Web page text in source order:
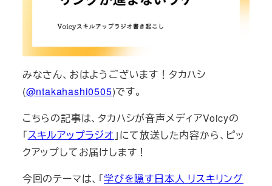
みなさん、おはようございます！タカハシ
(@ntakahashi0505)です。
こちらの記事は、タカハシが音声メディアVoicyの
「スキルアップラジオ 」にて放送した内容から、ピッ
クアップしてお届けします！
今回のテーマは、「学びを隠す日本人 リスキリング